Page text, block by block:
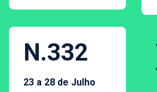
N.332
23 a 28 de Julho